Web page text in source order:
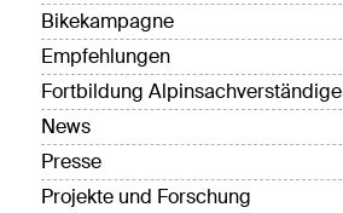
Bikekampagne
Empfehlungen
Fortbildung Alpinsachverständige
News
Presse
Projekte und Forschung